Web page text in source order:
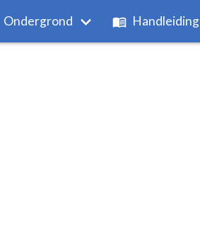
Ondergrond Handleiding